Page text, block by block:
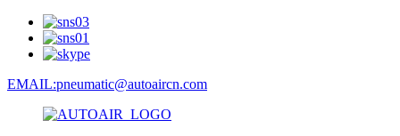
EMAIL:pneumatic@autoaircn.com